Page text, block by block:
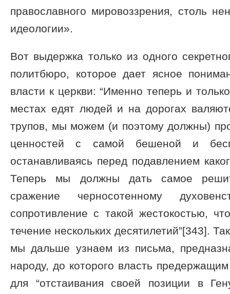
православного мировоззрения, столь
идеологии».
Вот выдержка только из одного
политбюро, которое дает ясное
власти к церкви: “Именно теперь и
местах едят людей и на дорогах
трупов, мы можем (и поэтому должны)
ценностей с самой бешеной и
останавливаясь перед подавлением
Теперь мы должны дать самое
сражение черносотенному
сопротивление с такой жестокостью,
течение нескольких десятилетий”[343].
мы дальше узнаем из письма,
народу, до которого власть
для “отстаивания своей позиции в